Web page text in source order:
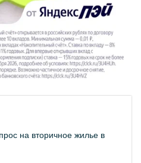
на вторичное жилье в